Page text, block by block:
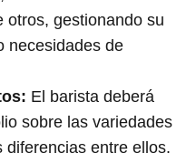
otros, gestionando su
necesidades de
El barista deberá
sobre las variedades
entre ellos.